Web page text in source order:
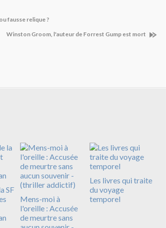
fausse relique ?
Winston Groom, l'auteur de Forrest Gump est mort
SF
Mens-moi à
l'oreille : Accusée
de meurtre sans
Les livres qui traite
du voyage
temporel